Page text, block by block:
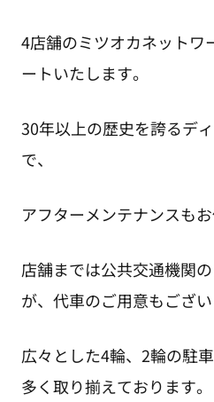
4店舗のミツオカネットワ
ートいたします。
30年以上の歴史を誇るデ
で、
アフターメンテナンスもお
店舗までは公共交通機関
が、代車のご用意もござい
広々とした4輪、2輪の駐
多く取り揃えております。